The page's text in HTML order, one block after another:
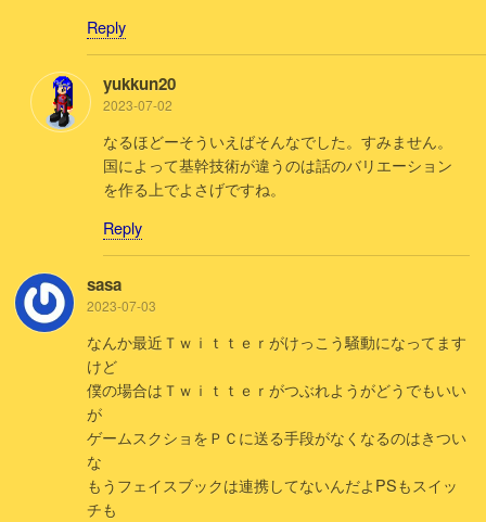
Reply
yukkun20
2023-07-02
なるほどーそういえばそんなでした。すみません。
国によって基幹技術が違うのは話のバリエーション
を作る上でよさげですね。
Reply
sasa
2023-07-03
なんか最近Ｔｗｉｔｔｅｒがけっこう騒動になってます
けど
僕の場合はＴｗｉｔｔｅｒがつぶれようがどうでもいい
が
ゲームスクショをＰＣに送る手段がなくなるのはきつい
な
もうフェイスブックは連携してないんだよPSもスイッ
チも